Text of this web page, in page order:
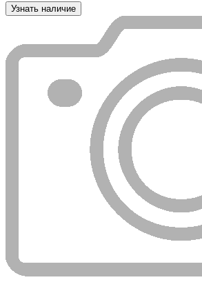
Узнать наличие